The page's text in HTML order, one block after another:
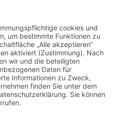
AGB
Impressum